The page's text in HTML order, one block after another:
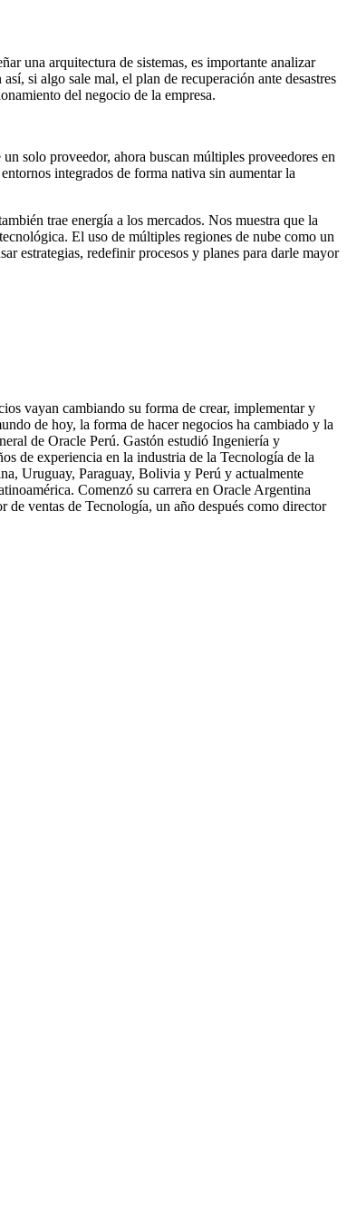
una arquitectura de sistemas, es importante analizar
si algo sale mal, el plan de recuperación ante desastres
del negocio de la empresa.
solo proveedor, ahora buscan múltiples proveedores en
integrados de forma nativa sin aumentar la
trae energía a los mercados. Nos muestra que la
El uso de múltiples regiones de nube como un
estrategias, redefinir procesos y planes para darle mayor
vayan cambiando su forma de crear, implementar y
de hoy, la forma de hacer negocios ha cambiado y la
de Oracle Perú. Gastón estudió Ingeniería y
de experiencia en la industria de la Tecnología de la
Uruguay, Paraguay, Bolivia y Perú y actualmente
Comenzó su carrera en Oracle Argentina
de ventas de Tecnología, un año después como director